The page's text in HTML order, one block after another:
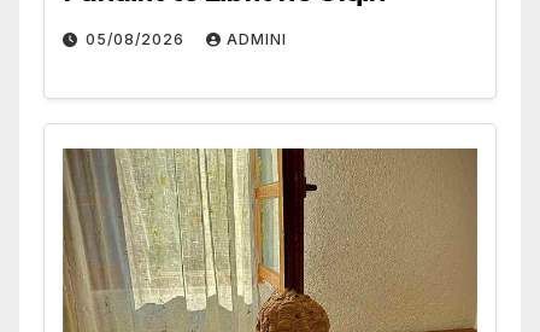
05/08/2026 ADMINI